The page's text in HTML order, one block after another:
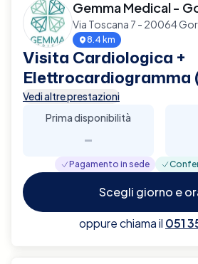
Gemma Medical -
Via Toscana 7 - 20064
8.4 km
Visita Cardiologica +
Elettrocardiogramma
Vedi altre prestazioni
Prima disponibilità
-
Pagamento in sede
Scegli giorno e
oppure chiama il 051